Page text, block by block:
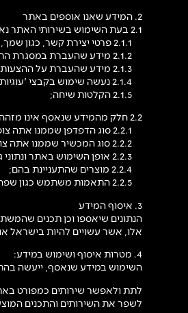
2. המידע שאנו אוספים באתר
2.1 בעת השימוש בשירותי האתר נאסף מידע על אודותיך, חלקו מזהה אותך אישית:
2.1.2 מידע שהעברת במסגרת התכתבויות ו/או תקשורת עם האתר;
2.1.3 מידע שהעברת על ההצעות והשירותים שעניינו אותך;
2.1.4 נעשה שימוש בקבצי 'עוגיות' ו/או 'פיקסלים' שחלקו עשוי לזהות אותך אישית;
2.1.5 הקלטות שיחה;
2.2 חלק מהמידע שנאסף אינו מזהה אישית, למשל:
2.2.2 סוג המכשיר שממנו אתה צופה באתר;
2.2.3 אופן השימוש באתר ונתוני גלישה – משך זמן שימוש בכל עמוד, באיזה עמודים ביקרת, פעולות שבוצעו באתר;
2.2.4 מוצרים שהתעניינת בהם;
2.2.5 התאמות משתמש כגון שפה מועדפת;
3. איסוף המידע
הנתונים שיאספו וכן תכנים
אלו, אשר עשויים להיות בישראל
4. מטרות איסוף ושימוש במידע:
השימוש במידע שנאסף, ייעשה
לתת ולאפשר שירותים כמפורט
לשפר את השירותים והתכנים